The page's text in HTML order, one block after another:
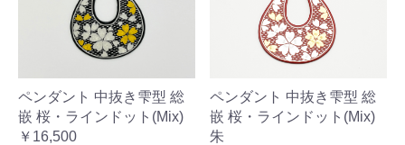
ペンダント 中抜き雫型 総
嵌 桜・ラインドット(Mix)
￥16,500
ペンダント 中抜き雫型 総
嵌 桜・ラインドット(Mix)
朱